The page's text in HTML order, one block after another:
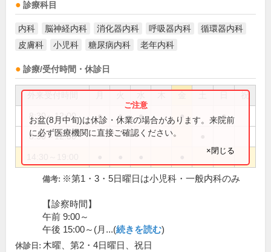
診療科目
内科 脳神経内科 消化器内科 呼吸器内科
循環器内科
皮膚科
小児科 糖尿病内科 老年内科
診療/受付時間・休診日
祝
8:30～12:00 ● ● ● ● ●
8:30～12:30
お盆(8月中旬)は休診・休業の場合があります。来院前
に必ず医療機関に直接ご確認ください。
×閉じる
備考: ※第1・3・5日曜日は小児科・一般内科のみ
【診察時間】
午前 9:00～
午後 15:00～(月...(続きを読む)
休診日: 木曜、第2・4日曜日、祝日